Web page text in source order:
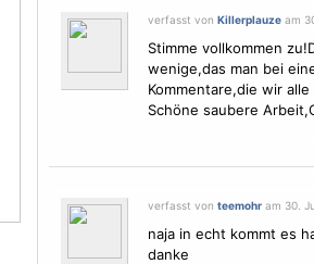
verfasst von Killerplauzeam
Stimme vollkommen
wenige,das man bei
Kommentare,die wir
Schöne saubere
verfasst von teemohram 30.
naja in echt kommt es
danke